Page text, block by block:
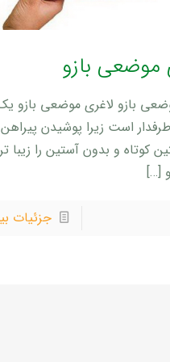
موضعی بازو
بازو لاغری موضعی بازو
است زیرا پوشیدن پیراهن
کوتاه و بدون آستین را زیبا تر
[…]
جزئیات